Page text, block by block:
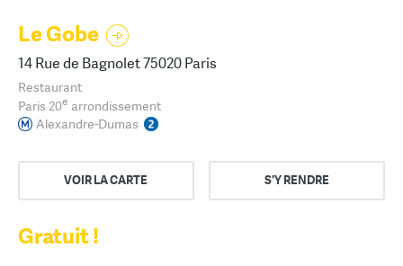
Le Gobe
14 Rue de Bagnolet 75020 Paris
Restaurant
Paris 20e arrondissement
Alexandre-Dumas
VOIR LA CARTE S'Y RENDRE
Gratuit !